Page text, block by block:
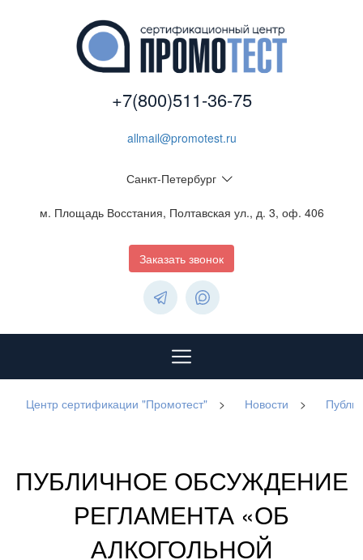
+7(800)511-36-75
allmail@promotest.ru
Санкт-Петербург
м. Площадь Восстания, Полтавская ул., д. 3, оф. 406
Заказать звонок
Центр сертификации "Промотест" > Новости >
ПУБЛИЧНОЕ ОБСУЖДЕНИЕ
РЕГЛАМЕНТА «ОБ
АЛКОГОЛЬНОЙ